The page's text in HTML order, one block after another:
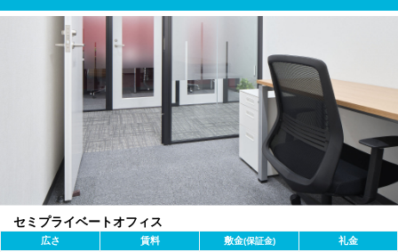
セミプライベートオフィス
広さ 賃料 敷金(保証金) 礼金